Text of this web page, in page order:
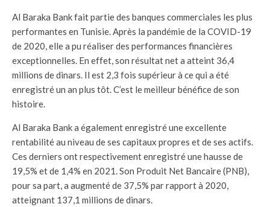
Al Baraka Bank fait partie des banques commerciales les plus
performantes en Tunisie. Après la pandémie de la COVID-19
de 2020, elle a pu réaliser des performances financières
exceptionnelles. En effet, son résultat net a atteint 36,4
millions de dinars. Il est 2,3 fois supérieur à ce qui a été
enregistré un an plus tôt. C’est le meilleur bénéfice de son
histoire.
Al Baraka Bank a également enregistré une excellente
rentabilité au niveau de ses capitaux propres et de ses actifs.
Ces derniers ont respectivement enregistré une hausse de
19,5% et de 1,4% en 2021. Son Produit Net Bancaire (PNB),
pour sa part, a augmenté de 37,5% par rapport à 2020,
atteignant 137,1 millions de dinars.